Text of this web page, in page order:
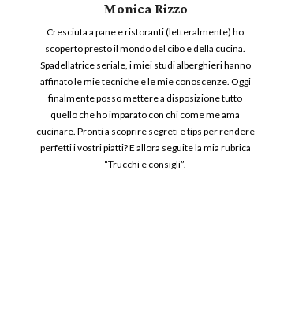
Monica Rizzo
Cresciuta a pane e ristoranti (letteralmente) ho
scoperto presto il mondo del cibo e della cucina.
Spadellatrice seriale, i miei studi alberghieri hanno
affinato le mie tecniche e le mie conoscenze. Oggi
finalmente posso mettere a disposizione tutto
quello che ho imparato con chi come me ama
cucinare. Pronti a scoprire segreti e tips per rendere
perfetti i vostri piatti? E allora seguite la mia rubrica
“Trucchi e consigli”.